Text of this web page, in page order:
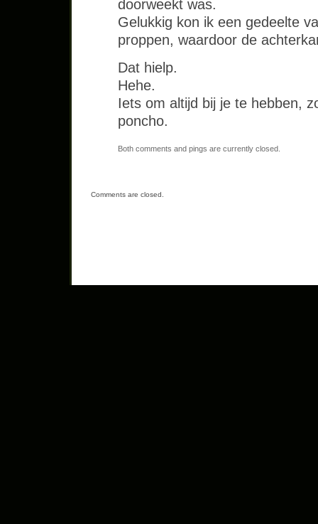
doorweekt was.
Gelukkig kon ik een gedeelte
proppen, waardoor de
Dat hielp.
Hehe.
Iets om altijd bij je te hebben,
poncho.
Both comments and pings are currently closed.
Comments are closed.